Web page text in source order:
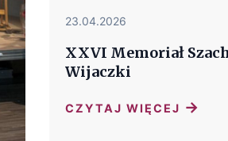
23.04.2026
XXVI Memoriał
Wijaczki
CZYTAJ WIĘCEJ →